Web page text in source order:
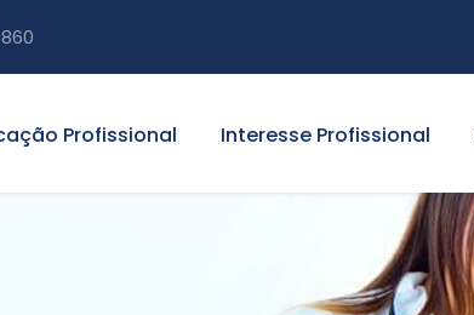
Profissional Interesse Profissional